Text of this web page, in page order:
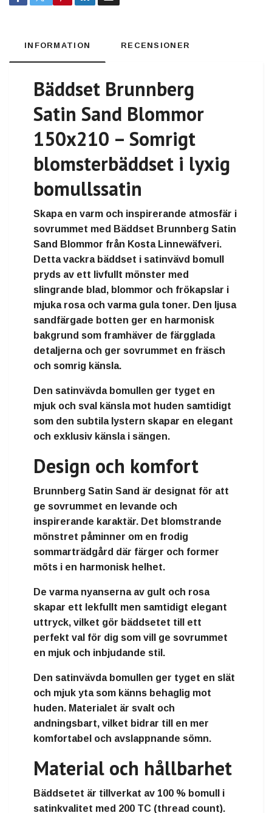
INFORMATION RECENSIONER
Bäddset Brunnberg
Satin Sand Blommor
150x210 – Somrigt
blomsterbäddset i lyxig
bomullssatin
Skapa en varm och inspirerande atmosfär i
sovrummet med Bäddset Brunnberg Satin
Sand Blommor från Kosta Linnewäfveri.
Detta vackra bäddset i satinvävd bomull
pryds av ett livfullt mönster med
slingrande blad, blommor och frökapslar i
mjuka rosa och varma gula toner. Den ljusa
sandfärgade botten ger en harmonisk
bakgrund som framhäver de färgglada
detaljerna och ger sovrummet en fräsch
och somrig känsla.
Den satinvävda bomullen ger tyget en
mjuk och sval känsla mot huden samtidigt
som den subtila lystern skapar en elegant
och exklusiv känsla i sängen.
Design och komfort
Brunnberg Satin Sand är designat för att
ge sovrummet en levande och
inspirerande karaktär. Det blomstrande
mönstret påminner om en frodig
sommarträdgård där färger och former
möts i en harmonisk helhet.
De varma nyanserna av gult och rosa
skapar ett lekfullt men samtidigt elegant
uttryck, vilket gör bäddsetet till ett
perfekt val för dig som vill ge sovrummet
en mjuk och inbjudande stil.
Den satinvävda bomullen ger tyget en slät
och mjuk yta som känns behaglig mot
huden. Materialet är svalt och
andningsbart, vilket bidrar till en mer
komfortabel och avslappnande sömn.
Material och hållbarhet
Bäddsetet är tillverkat av 100 % bomull i
satinkvalitet med 200 TC (thread count).